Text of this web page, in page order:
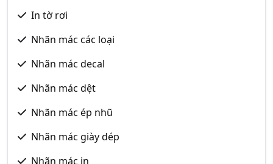
In tờ rơi
Nhãn mác các loại
Nhãn mác decal
Nhãn mác dệt
Nhãn mác ép nhũ
Nhãn mác giày dép
Nhãn mác in